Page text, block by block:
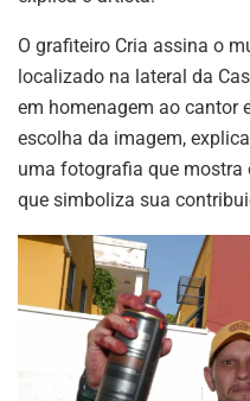
O grafiteiro Cria assina o
localizado na lateral da
em homenagem ao cantor
escolha da imagem,
uma fotografia que
que simboliza sua